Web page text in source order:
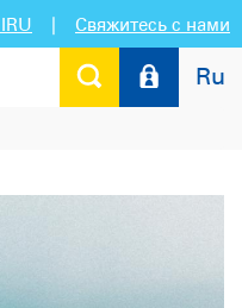
| Свяжитесь с нами
Ru